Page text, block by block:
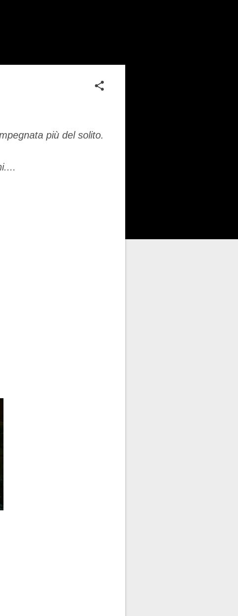
più del solito.